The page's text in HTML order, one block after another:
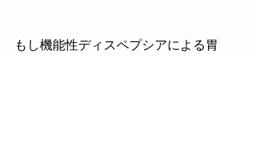
もし機能性ディスペプシアによる胃